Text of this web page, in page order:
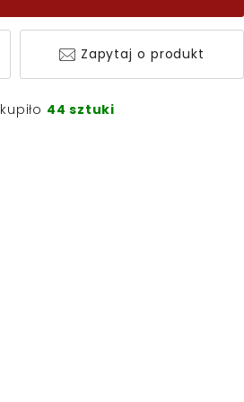
Zapytaj o produkt
kupiło 44 sztuki